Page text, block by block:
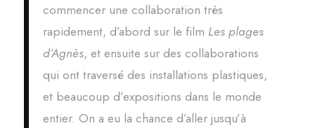
commencer une collaboration très
rapidement, d’abord sur le film Les plages
d’Agnès, et ensuite sur des collaborations
qui ont traversé des installations plastiques,
et beaucoup d’expositions dans le monde
entier. On a eu la chance d’aller jusqu’à